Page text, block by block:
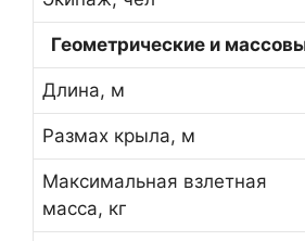
Геометрические и
Длина, м
Размах крыла, м
Максимальная взлетная
масса, кг